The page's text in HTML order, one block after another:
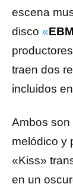
escena
disco «EBM
productores
traen dos
incluidos
Ambos
melódico y
«Kiss»
en un